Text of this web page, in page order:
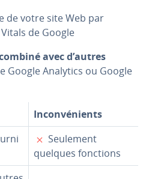
de votre site Web par
de Google
avec d’autres
Google Analytics ou Google
In­con­vé­nients
✗
Seulement
quelques fonctions